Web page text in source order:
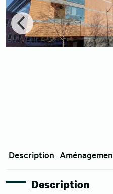
Description
Description